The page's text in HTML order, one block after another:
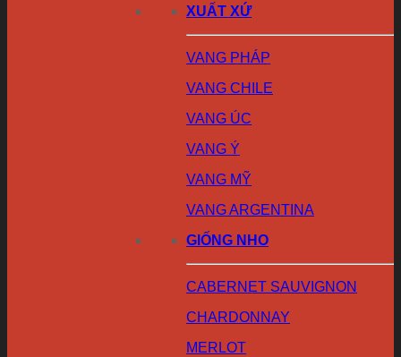
XUẤT XỨ
VANG PHÁP
VANG CHILE
VANG ÚC
VANG Ý
VANG MỸ
VANG ARGENTINA
GIỐNG NHO
CABERNET SAUVIGNON
CHARDONNAY
MERLOT